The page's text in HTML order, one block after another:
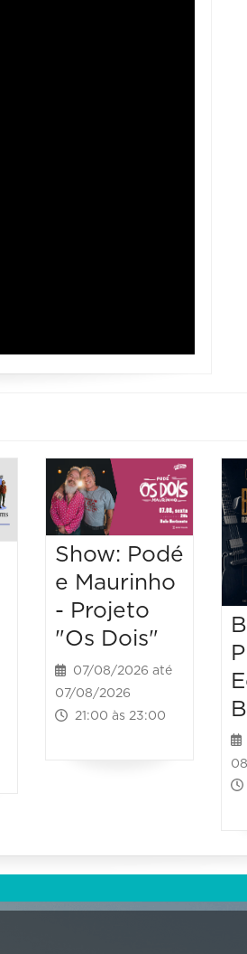
Show: Podé
e Maurinho
- Projeto
"Os Dois"
07/08/2026 até
07/08/2026
21:00 às 23:00